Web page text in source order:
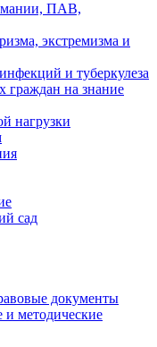
ПАВ,
экстремизма и
и туберкулеза
граждан на знание
нагрузки
сад
документы
и методические